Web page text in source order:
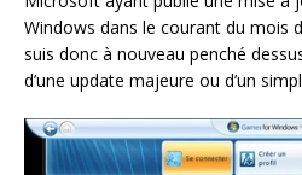
Windows dans le courant du mois
suis donc à nouveau penché
d’une update majeure ou d’un